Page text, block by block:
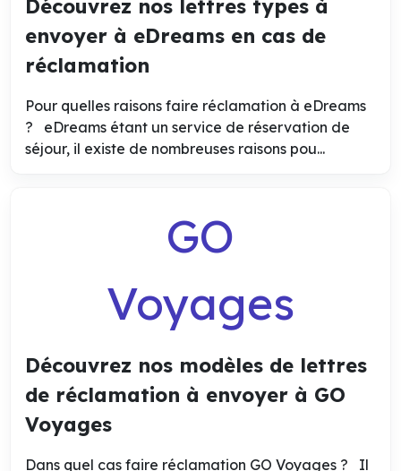
Découvrez nos lettres types à
envoyer à eDreams en cas de
réclamation
Pour quelles raisons faire réclamation à eDreams
? eDreams étant un service de réservation de
séjour, il existe de nombreuses raisons pou...
GO
Voyages
Découvrez nos modèles de lettres
de réclamation à envoyer à GO
Voyages
Dans quel cas faire réclamation GO Voyages ? Il